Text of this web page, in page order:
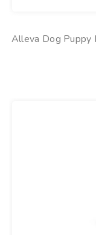
Alleva Dog Puppy